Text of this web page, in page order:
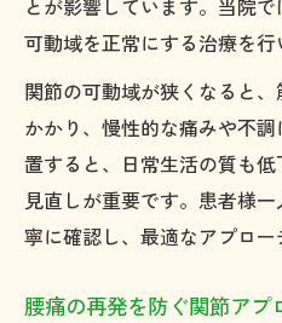
とが影響しています。当院
可動域を正常にする治療を行
関節の可動域が狭くなると
かかり、慢性的な痛みや不
置すると、日常生活の質も
見直しが重要です。患者様
寧に確認し、最適なアプロー
腰痛の再発を防ぐ関節アプ